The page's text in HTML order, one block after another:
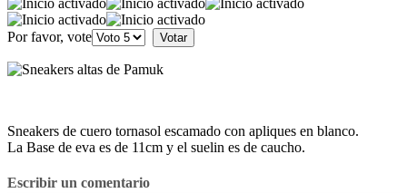
Por favor, vote
Sneakers de cuero tornasol escamado con apliques en blanco.
La Base de eva es de 11cm y el suelin es de caucho.
Escribir un comentario